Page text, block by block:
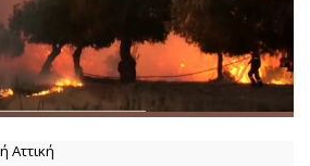
Αττική